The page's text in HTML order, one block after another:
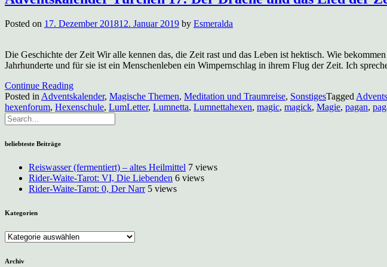
Posted on 17. Dezember 201812. Januar 2019 by Esmeralda
Die Geschichte der Zeit Wir alle kennen das, die Zeit rast und das Leben ist hektisch. Wie
Jahrhunderte und für sie ist ein Menschenleben ein Wimpernschlag in ihrem Flug der Zeit. Ich
Continue Reading
Posted inAdventskalender, Magische Themen, Meditation und Traumreise, SonstigesTagged
hexenforum, Hexenschule, LumLetter, Lumnetta, Lumnettahexen, magic, magick, Magie, pagan,
beliebteste Beiträge
Reiswasser (fermentiert) – altes Heilmittel 7 views
Rider-Waite-Tarot: VI, Die Liebenden 6 views
Rider-Waite-Tarot: 0, Der Narr 5 views
Kategorien
Kategorien
Archiv